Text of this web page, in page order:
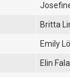
Britta
Emily
Elin